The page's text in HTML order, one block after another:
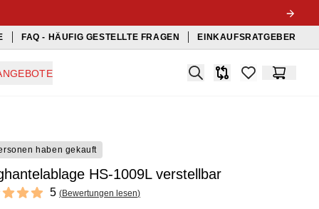
FAQ - HÄUFIG GESTELLTE FRAGEN EINKAUFSRATGEBER
Search
Produkt-items in
haben gekauft
HS-1009L verstellbar
5 stars 5 (Bewertungen lesen)